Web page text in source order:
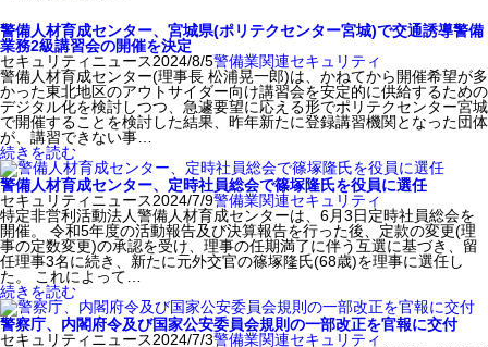
警備人材育成センター、宮城県(ポリテクセンター宮城)で交通誘導警備
業務2級講習会の開催を決定
セキュリティニュース2024/8/5警備業関連セキュリティ
警備人材育成センター(理事長 松浦晃一郎)は、かねてから開催希望が多
かった東北地区のアウトサイダー向け講習会を安定的に供給するための
デジタル化を検討しつつ、急遽要望に応える形でポリテクセンター宮城
で開催することを検討した結果、昨年新たに登録講習機関となった団体
が、講習できない事…
続きを読む
警備人材育成センター、定時社員総会で篠塚隆氏を役員に選任
セキュリティニュース2024/7/9警備業関連セキュリティ
特定非営利活動法人警備人材育成センターは、6月3日定時社員総会を
開催。 令和5年度の活動報告及び決算報告を行った後、定款の変更(理
事の定数変更)の承認を受け、理事の任期満了に伴う互選に基づき、留
任理事3名に続き、新たに元外交官の篠塚隆氏(68歳)を理事に選任し
た。 これによって…
続きを読む
警察庁、内閣府令及び国家公安委員会規則の一部改正を官報に交付
セキュリティニュース2024/7/3警備業関連セキュリティ